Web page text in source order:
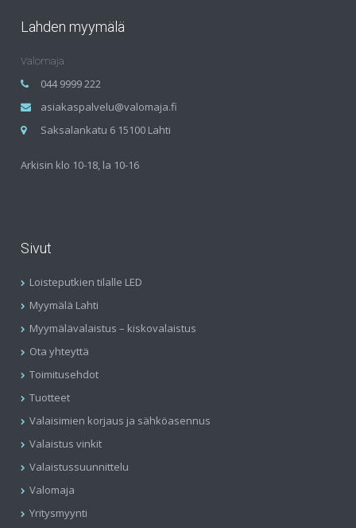
Lahden myymälä
Valomaja
044 9999 222
asiakaspalvelu@valomaja.fi
Saksalankatu 6 15100 Lahti
Arkisin klo 10-18, la 10-16
Sivut
Loisteputkien tilalle LED
Myymälä Lahti
Myymälävalaistus – kiskovalaistus
Ota yhteyttä
Toimitusehdot
Tuotteet
Valaisimien korjaus ja sähköasennus
Valaistus vinkit
Valaistussuunnittelu
Valomaja
Yritysmyynti